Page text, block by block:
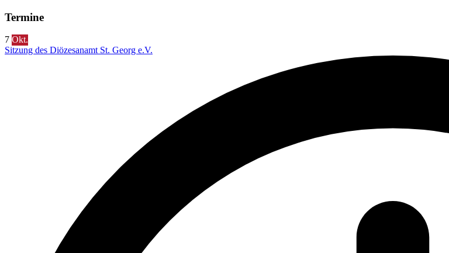
Termine
7 Okt.
Sitzung des Diözesanamt St. Georg e.V.